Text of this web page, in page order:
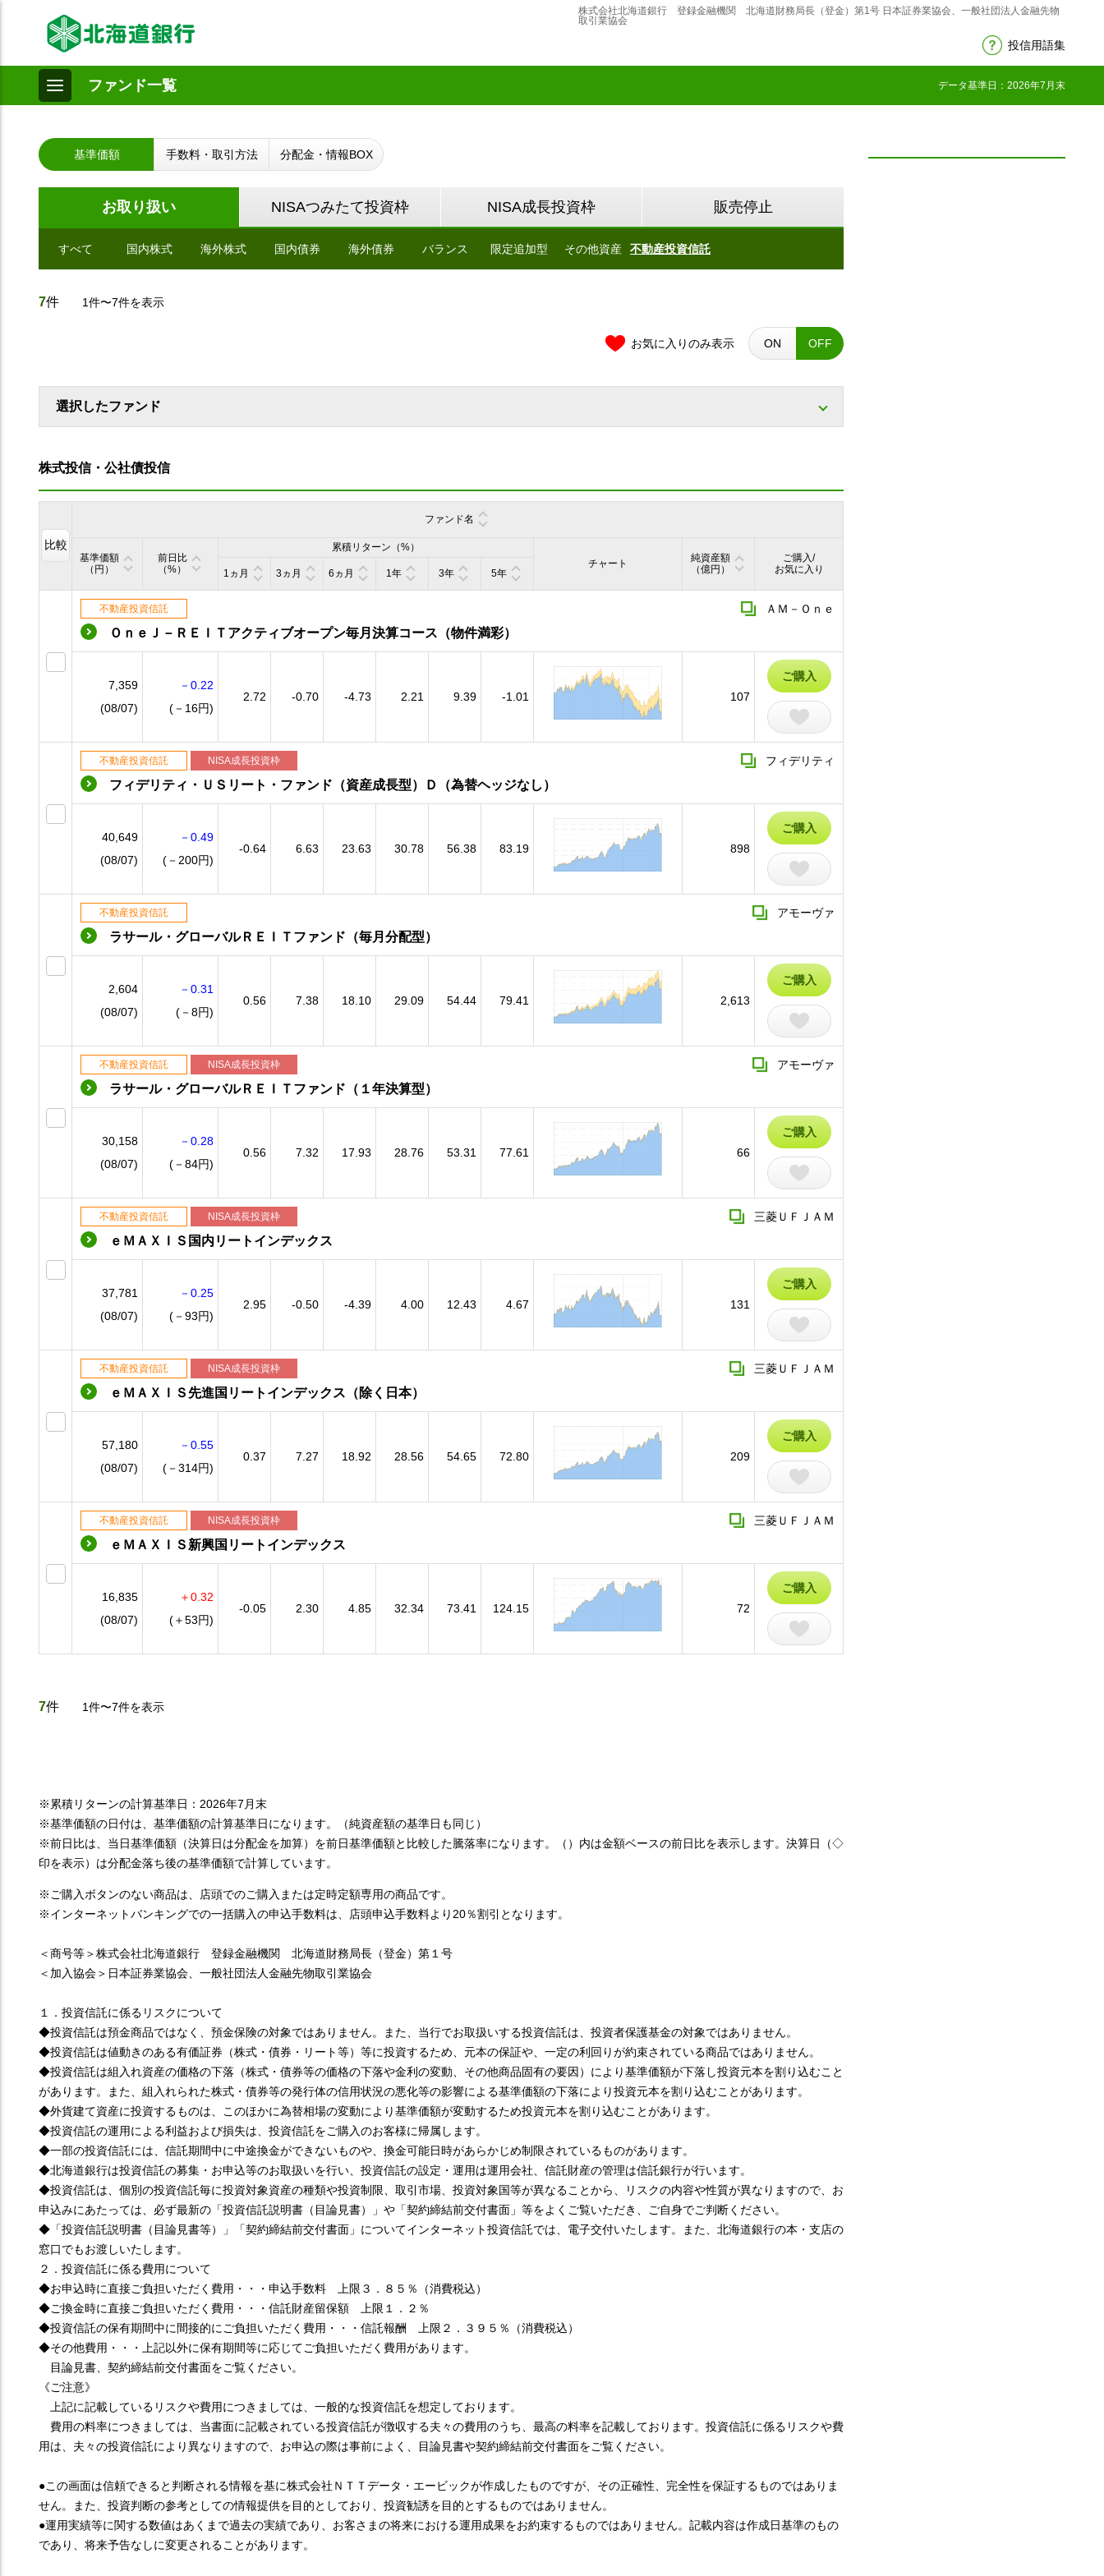
株式会社北海道銀行 登録金融機関 北海道財務局長（登金）第1号 日本証券業協会、一般社団法人金融先物
取引業協会
投信用語集
ファンド一覧 データ基準日：2026年7月末
基準価額 手数料・取引方法 分配金・情報BOX
お取り扱い NISAつみたて投資枠 NISA成長投資枠 販売停止
すべて 国内株式 海外株式 国内債券 海外債券 バランス 限定追加型 その他資産 不動産投資信託
7件 1件〜7件を表示
お気に入りのみ表示 ON OFF
選択したファンド
株式投信・公社債投信
比較
ファンド名
基準価額
（円）
前日比
（%）
累積リターン（%）
チャート
純資産額
（億円）
ご購入/
お気に入り
1ヵ月 3ヵ月 6ヵ月 1年 3年 5年
不動産投資信託 ＡＭ－Ｏｎｅ
ＯｎｅＪ－ＲＥＩＴアクティブオープン毎月決算コース（物件満彩）
7,359
(08/07)
－0.22
(－16円)
2.72 -0.70 -4.73 2.21 9.39 -1.01 107
ご購入
不動産投資信託 NISA成長投資枠 フィデリティ
フィデリティ・ＵＳリート・ファンド（資産成長型）Ｄ（為替ヘッジなし）
40,649
(08/07)
－0.49
(－200円)
-0.64 6.63 23.63 30.78 56.38 83.19 898
ご購入
不動産投資信託 アモーヴァ
ラサール・グローバルＲＥＩＴファンド（毎月分配型）
2,604
(08/07)
－0.31
(－8円)
0.56 7.38 18.10 29.09 54.44 79.41 2,613
ご購入
不動産投資信託 NISA成長投資枠 アモーヴァ
ラサール・グローバルＲＥＩＴファンド（１年決算型）
30,158
(08/07)
－0.28
(－84円)
0.56 7.32 17.93 28.76 53.31 77.61 66
ご購入
不動産投資信託 NISA成長投資枠 三菱ＵＦＪＡＭ
ｅＭＡＸＩＳ国内リートインデックス
37,781
(08/07)
－0.25
(－93円)
2.95 -0.50 -4.39 4.00 12.43 4.67 131
ご購入
不動産投資信託 NISA成長投資枠 三菱ＵＦＪＡＭ
ｅＭＡＸＩＳ先進国リートインデックス（除く日本）
57,180
(08/07)
－0.55
(－314円)
0.37 7.27 18.92 28.56 54.65 72.80 209
ご購入
不動産投資信託 NISA成長投資枠 三菱ＵＦＪＡＭ
ｅＭＡＸＩＳ新興国リートインデックス
16,835
(08/07)
＋0.32
(＋53円)
-0.05 2.30 4.85 32.34 73.41 124.15 72
ご購入
7件 1件〜7件を表示
※累積リターンの計算基準日：2026年7月末
※基準価額の日付は、基準価額の計算基準日になります。（純資産額の基準日も同じ）
※前日比は、当日基準価額（決算日は分配金を加算）を前日基準価額と比較した騰落率になります。（）内は金額ベースの前日比を表示します。決算日（◇
印を表示）は分配金落ち後の基準価額で計算しています。
※ご購入ボタンのない商品は、店頭でのご購入または定時定額専用の商品です。
※インターネットバンキングでの一括購入の申込手数料は、店頭申込手数料より20％割引となります。
＜商号等＞株式会社北海道銀行 登録金融機関 北海道財務局長（登金）第１号
＜加入協会＞日本証券業協会、一般社団法人金融先物取引業協会
１．投資信託に係るリスクについて
◆投資信託は預金商品ではなく、預金保険の対象ではありません。また、当行でお取扱いする投資信託は、投資者保護基金の対象ではありません。
◆投資信託は値動きのある有価証券（株式・債券・リート等）等に投資するため、元本の保証や、一定の利回りが約束されている商品ではありません。
◆投資信託は組入れ資産の価格の下落（株式・債券等の価格の下落や金利の変動、その他商品固有の要因）により基準価額が下落し投資元本を割り込むこと
があります。また、組入れられた株式・債券等の発行体の信用状況の悪化等の影響による基準価額の下落により投資元本を割り込むことがあります。
◆外貨建て資産に投資するものは、このほかに為替相場の変動により基準価額が変動するため投資元本を割り込むことがあります。
◆投資信託の運用による利益および損失は、投資信託をご購入のお客様に帰属します。
◆一部の投資信託には、信託期間中に中途換金ができないものや、換金可能日時があらかじめ制限されているものがあります。
◆北海道銀行は投資信託の募集・お申込等のお取扱いを行い、投資信託の設定・運用は運用会社、信託財産の管理は信託銀行が行います。
◆投資信託は、個別の投資信託毎に投資対象資産の種類や投資制限、取引市場、投資対象国等が異なることから、リスクの内容や性質が異なりますので、お
申込みにあたっては、必ず最新の「投資信託説明書（目論見書）」や「契約締結前交付書面」等をよくご覧いただき、ご自身でご判断ください。
◆「投資信託説明書（目論見書等）」「契約締結前交付書面」についてインターネット投資信託では、電子交付いたします。また、北海道銀行の本・支店の
窓口でもお渡しいたします。
２．投資信託に係る費用について
◆お申込時に直接ご負担いただく費用・・・申込手数料 上限３．８５％（消費税込）
◆ご換金時に直接ご負担いただく費用・・・信託財産留保額 上限１．２％
◆投資信託の保有期間中に間接的にご負担いただく費用・・・信託報酬 上限２．３９５％（消費税込）
◆その他費用・・・上記以外に保有期間等に応じてご負担いただく費用があります。
目論見書、契約締結前交付書面をご覧ください。
《ご注意》
上記に記載しているリスクや費用につきましては、一般的な投資信託を想定しております。
費用の料率につきましては、当書面に記載されている投資信託が徴収する夫々の費用のうち、最高の料率を記載しております。投資信託に係るリスクや費
用は、夫々の投資信託により異なりますので、お申込の際は事前によく、目論見書や契約締結前交付書面をご覧ください。
●この画面は信頼できると判断される情報を基に株式会社ＮＴＴデータ・エービックが作成したものですが、その正確性、完全性を保証するものではありま
せん。また、投資判断の参考としての情報提供を目的としており、投資勧誘を目的とするものではありません。
●運用実績等に関する数値はあくまで過去の実績であり、お客さまの将来における運用成果をお約束するものではありません。記載内容は作成日基準のもの
であり、将来予告なしに変更されることがあります。